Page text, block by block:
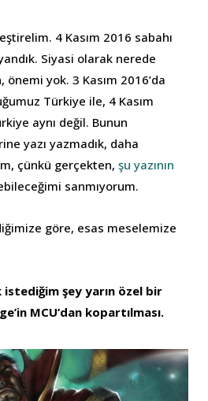
4 Kasım 2016 sabahı
Siyasi olarak nerede
yok. 3 Kasım 2016’da
Türkiye ile, 4 Kasım
aynı değil. Bunun
yazı yazmadık, daha
çünkü gerçekten, şu yazının
sanmıyorum.
göre, esas meselemize
istediğim şey yarın özel bir
MCU’dan kopartılması.